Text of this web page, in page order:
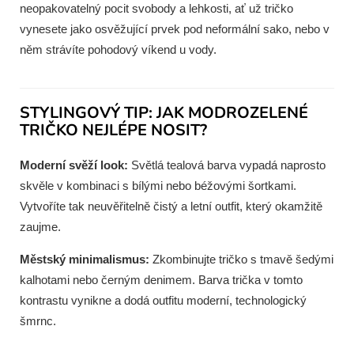
neopakovatelný pocit svobody a lehkosti, ať už tričko
vynesete jako osvěžující prvek pod neformální sako, nebo v
něm strávíte pohodový víkend u vody.
STYLINGOVÝ TIP: JAK MODROZELENÉ
TRIČKO NEJLÉPE NOSIT?
Moderní svěží look: Světlá tealová barva vypadá naprosto
skvěle v kombinaci s bílými nebo béžovými šortkami.
Vytvoříte tak neuvěřitelně čistý a letní outfit, který okamžitě
zaujme.
Městský minimalismus: Zkombinujte tričko s tmavě šedými
kalhotami nebo černým denimem. Barva trička v tomto
kontrastu vynikne a dodá outfitu moderní, technologický
šmrnc.